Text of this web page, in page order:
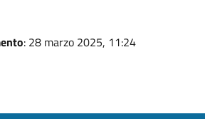
: 28 marzo 2025, 11:24